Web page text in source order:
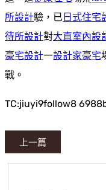
所設計驗，已 日式住宅
待所設計對大直室內設
豪宅設計一設計家豪宅
戰。
TC:jiuyi9follow8
上一篇